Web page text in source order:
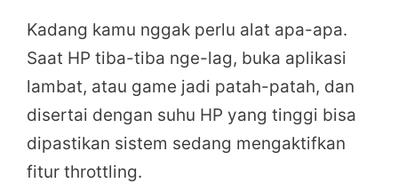
Kadang kamu nggak perlu alat apa-apa.
Saat HP tiba-tiba nge-lag, buka aplikasi
lambat, atau game jadi patah-patah, dan
disertai dengan suhu HP yang tinggi bisa
dipastikan sistem sedang mengaktifkan
fitur throttling.